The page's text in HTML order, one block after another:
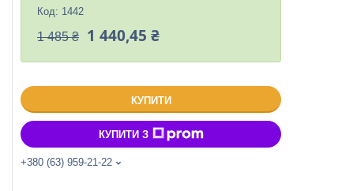
Код: 1442
1 485 ₴ 1 440,45 ₴
КУПИТИ
КУПИТИ З
+380 (63) 959-21-22